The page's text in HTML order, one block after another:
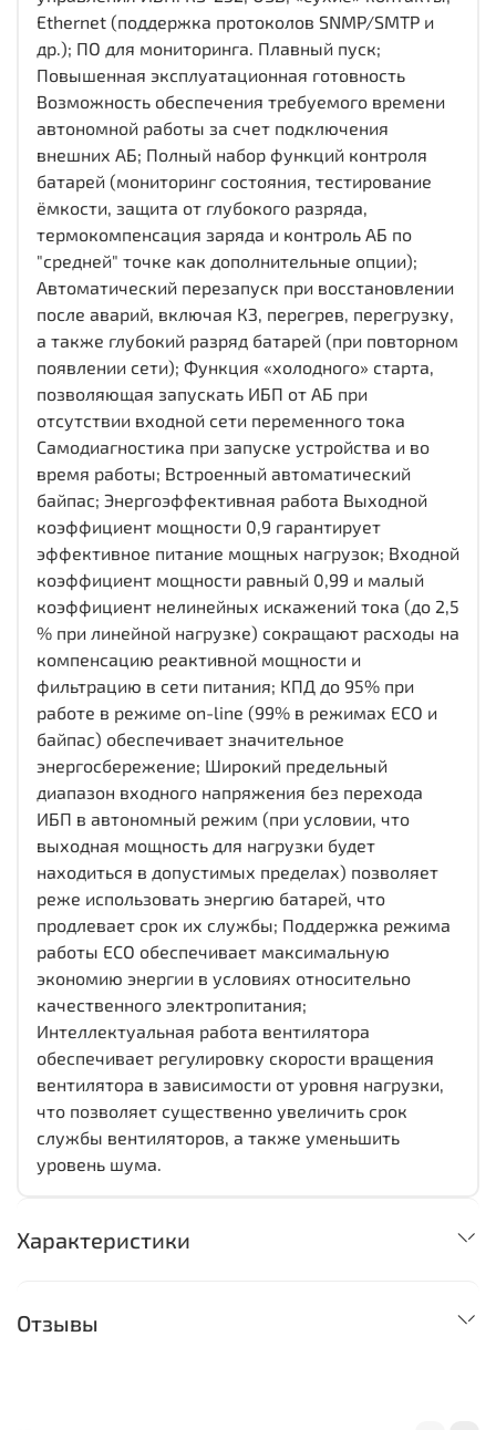
Ethernet (поддержка протоколов SNMP/SMTP и
др.); ПО для мониторинга. Плавный пуск;
Повышенная эксплуатационная готовность
Возможность обеспечения требуемого времени
автономной работы за счет подключения
внешних АБ; Полный набор функций контроля
батарей (мониторинг состояния, тестирование
ёмкости, защита от глубокого разряда,
термокомпенсация заряда и контроль АБ по
"средней" точке как дополнительные опции);
Автоматический перезапуск при восстановлении
после аварий, включая КЗ, перегрев, перегрузку,
а также глубокий разряд батарей (при повторном
появлении сети); Функция «холодного» старта,
позволяющая запускать ИБП от АБ при
отсутствии входной сети переменного тока
Самодиагностика при запуске устройства и во
время работы; Встроенный автоматический
байпас; Энергоэффективная работа Выходной
коэффициент мощности 0,9 гарантирует
эффективное питание мощных нагрузок; Входной
коэффициент мощности равный 0,99 и малый
коэффициент нелинейных искажений тока (до 2,5
% при линейной нагрузке) сокращают расходы на
компенсацию реактивной мощности и
фильтрацию в сети питания; КПД до 95% при
работе в режиме on-line (99% в режимах ECO и
байпас) обеспечивает значительное
энергосбережение; Широкий предельный
диапазон входного напряжения без перехода
ИБП в автономный режим (при условии, что
выходная мощность для нагрузки будет
находиться в допустимых пределах) позволяет
реже использовать энергию батарей, что
продлевает срок их службы; Поддержка режима
работы ECO обеспечивает максимальную
экономию энергии в условиях относительно
качественного электропитания;
Интеллектуальная работа вентилятора
обеспечивает регулировку скорости вращения
вентилятора в зависимости от уровня нагрузки,
что позволяет существенно увеличить срок
службы вентиляторов, а также уменьшить
уровень шума.
Характеристики
Отзывы